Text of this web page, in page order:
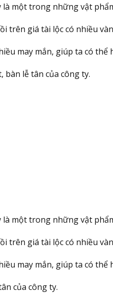
một trong những vật
trên giá tài lộc có nhiều
may mắn, giúp ta có
bàn lễ tân của công ty.
một trong những vật
trên giá tài lộc có nhiều
may mắn, giúp ta có
của công ty.